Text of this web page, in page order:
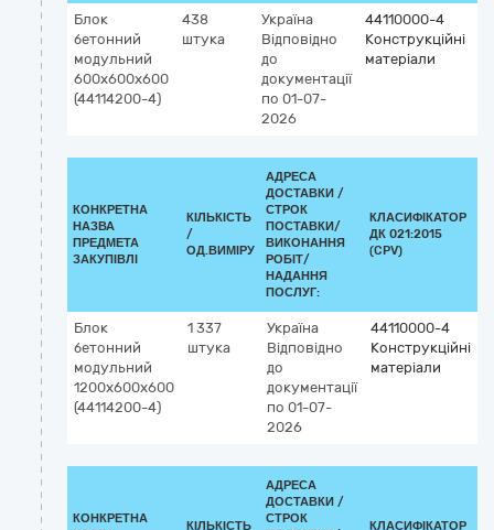
Блок
бетонний
модульний
600х600х600
(44114200-4)
438
штука
Україна
Відповідно
до
документації
по 01-07-
2026
44110000-4
Конструкційні
матеріали
КОНКРЕТНА
НАЗВА
ПРЕДМЕТА
ЗАКУПІВЛІ
КІЛЬКІСТЬ
/
ОД.ВИМІРУ
АДРЕСА
ДОСТАВКИ /
СТРОК
ПОСТАВКИ/
ВИКОНАННЯ
РОБІТ/
НАДАННЯ
ПОСЛУГ:
КЛАСИФІКАТОР
ДК 021:2015
(CPV)
Блок
бетонний
модульний
1200х600х600
(44114200-4)
1 337
штука
Україна
Відповідно
до
документації
по 01-07-
2026
44110000-4
Конструкційні
матеріали
КОНКРЕТНА
КІЛЬКІСТЬ
АДРЕСА
ДОСТАВКИ /
СТРОК
КЛАСИФІКАТОР